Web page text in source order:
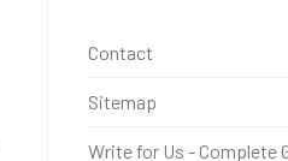
Contact
Sitemap
Write for Us - Complete